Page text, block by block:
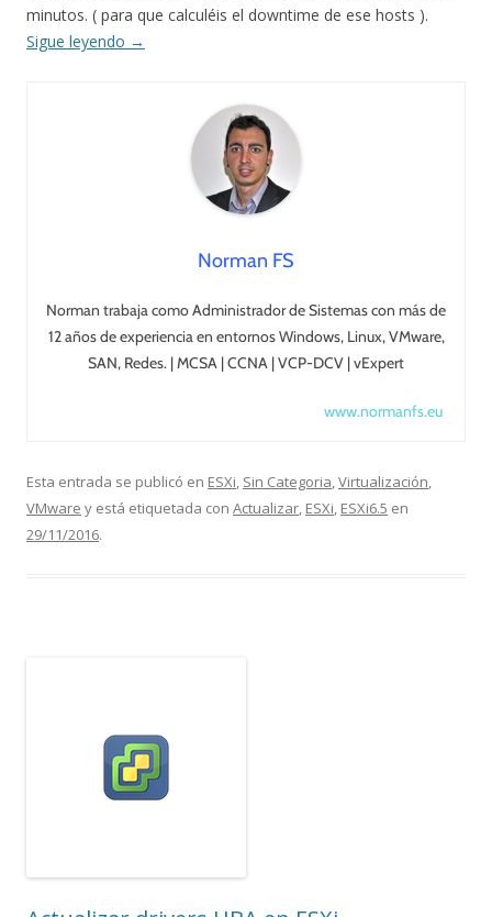
minutos. ( para que calculéis el downtime de ese hosts ).
Sigue leyendo →
Norman FS
Norman trabaja como Administrador de Sistemas con más de
12 años de experiencia en entornos Windows, Linux, VMware,
SAN, Redes. | MCSA | CCNA | VCP-DCV | vExpert
www.normanfs.eu
Esta entrada se publicó en ESXi, Sin Categoria,Virtualización,
VMware y está etiquetada con Actualizar, ESXi, ESXi6.5 en
29/11/2016.